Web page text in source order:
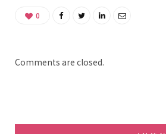
0
Comments are closed.